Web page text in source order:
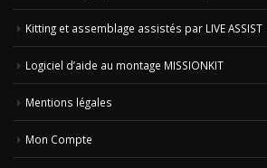
Kitting et assemblage assistés par LIVE ASSIST
Logiciel d’aide au montage MISSIONKIT
Mentions légales
Mon Compte